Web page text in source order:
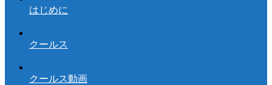
はじめに
クールス
クールス動画